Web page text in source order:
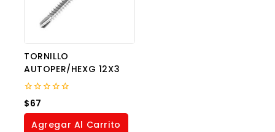
TORNILLO
AUTOPER/HEXG 12X3
0
out
of
$67
Agregar Al Carrito